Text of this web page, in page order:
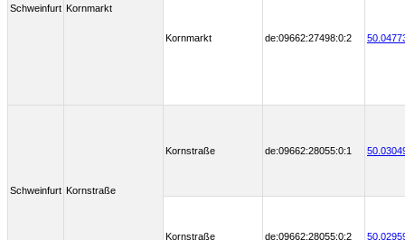
Schweinfurt Kornmarkt
Kornmarkt de:09662:27498:0:2
Schweinfurt Kornstraße
Kornstraße de:09662:28055:0:1
Kornstraße de:09662:28055:0:2